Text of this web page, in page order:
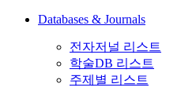
Databases & Journals
전자저널 리스트
학술DB 리스트
주제별 리스트